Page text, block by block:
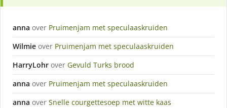
anna over Pruimenjam met speculaaskruiden
Wilmie over Pruimenjam met speculaaskruiden
HarryLohr over Gevuld Turks brood
anna over Pruimenjam met speculaaskruiden
anna over Snelle courgettesoep met witte kaas